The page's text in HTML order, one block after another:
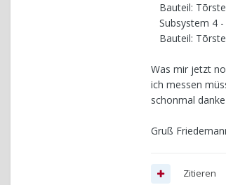
Bauteil:
Subsystem 4
Bauteil:
Was mir jetzt
ich messen
schonmal
Gruß
Zitieren